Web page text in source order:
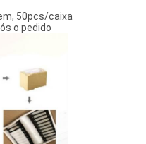
50pcs/caixa
o pedido